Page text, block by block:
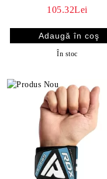
105.32Lei
În stoc